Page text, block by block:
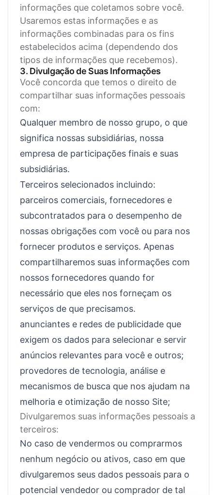
informações que coletamos sobre você.
Usaremos estas informações e as
informações combinadas para os fins
estabelecidos acima (dependendo dos
tipos de informações que recebemos).
3. Divulgação de Suas Informações
Você concorda que temos o direito de
compartilhar suas informações pessoais
com:
Qualquer membro de nosso grupo, o que
significa nossas subsidiárias, nossa
empresa de participações finais e suas
subsidiárias.
Terceiros selecionados incluindo:
parceiros comerciais, fornecedores e
subcontratados para o desempenho de
nossas obrigações com você ou para nos
fornecer produtos e serviços. Apenas
compartilharemos suas informações com
nossos fornecedores quando for
necessário que eles nos forneçam os
serviços de que precisamos.
anunciantes e redes de publicidade que
exigem os dados para selecionar e servir
anúncios relevantes para você e outros;
provedores de tecnologia, análise e
mecanismos de busca que nos ajudam na
melhoria e otimização de nosso Site;
Divulgaremos suas informações pessoais a
terceiros:
No caso de vendermos ou comprarmos
nenhum negócio ou ativos, caso em que
divulgaremos seus dados pessoais para o
potencial vendedor ou comprador de tal